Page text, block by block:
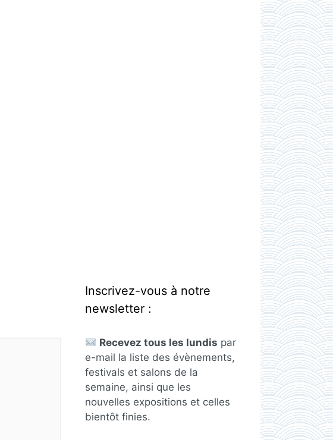
Inscrivez-vous à notre
newsletter :
Recevez tous les lundis par
e-mail la liste des évènements,
festivals et salons de la
semaine, ainsi que les
nouvelles expositions et celles
bientôt finies.